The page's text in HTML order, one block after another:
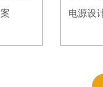
电源设